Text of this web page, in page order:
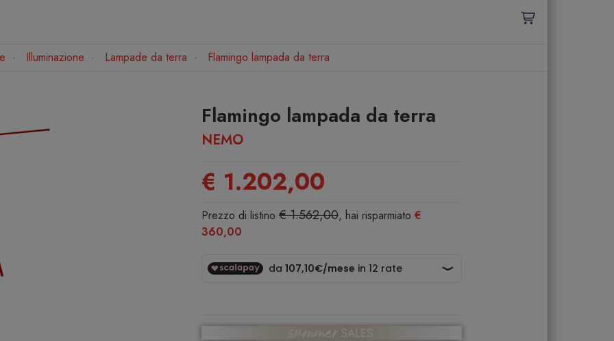
Illuminazione Lampade da terra Flamingo lampada da terra
Flamingo lampada da terra
NEMO
€ 1.202,00
Prezzo di listino € 1.562,00, hai risparmiato €
360,00